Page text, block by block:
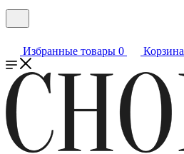
Избранные товары 0 Корзина